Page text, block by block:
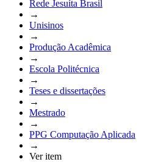
Rede Jesuíta Brasil
→
Unisinos
→
Produção Acadêmica
→
Escola Politécnica
→
Teses e dissertações
→
Mestrado
→
PPG Computação Aplicada
→
Ver item